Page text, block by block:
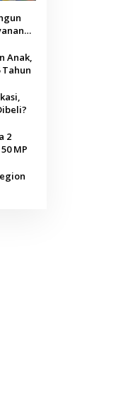
Anak,
2
MP